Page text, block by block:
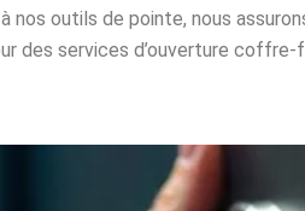
nos outils de pointe, nous
des services d’ouverture